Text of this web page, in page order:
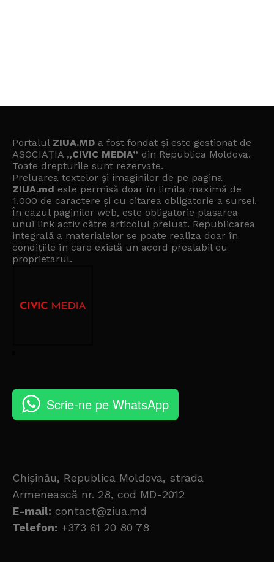
Portalul ZIUA.MD a fost fondat și este gestionat de
ASOCIAȚIA „CIVIC MEDIA” din Republica Moldova.
Toate drepturile sunt rezervate.
Preluarea textelor și imaginilor de pe pagina
ZIUA.md este permisă doar în limita maximă de
1.000 de caractere și cu citarea obligatorie a sursei.
În cazul paginilor web, este obligatorie plasarea
unui link activ către articolul preluat. Republicarea
integrală a materialelor se poate realiza doar în
condițiile în care există un acord prealabil cu
proprietarul.
Scrie-ne pe WhatsApp
Chișinău, Republica Moldova, strada
Armenească nr. 28, cod MD-2012
E-mail: contact@ziua.md
Telefon: +373 61 20 80 78